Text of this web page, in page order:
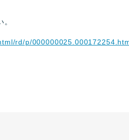
rd/p/